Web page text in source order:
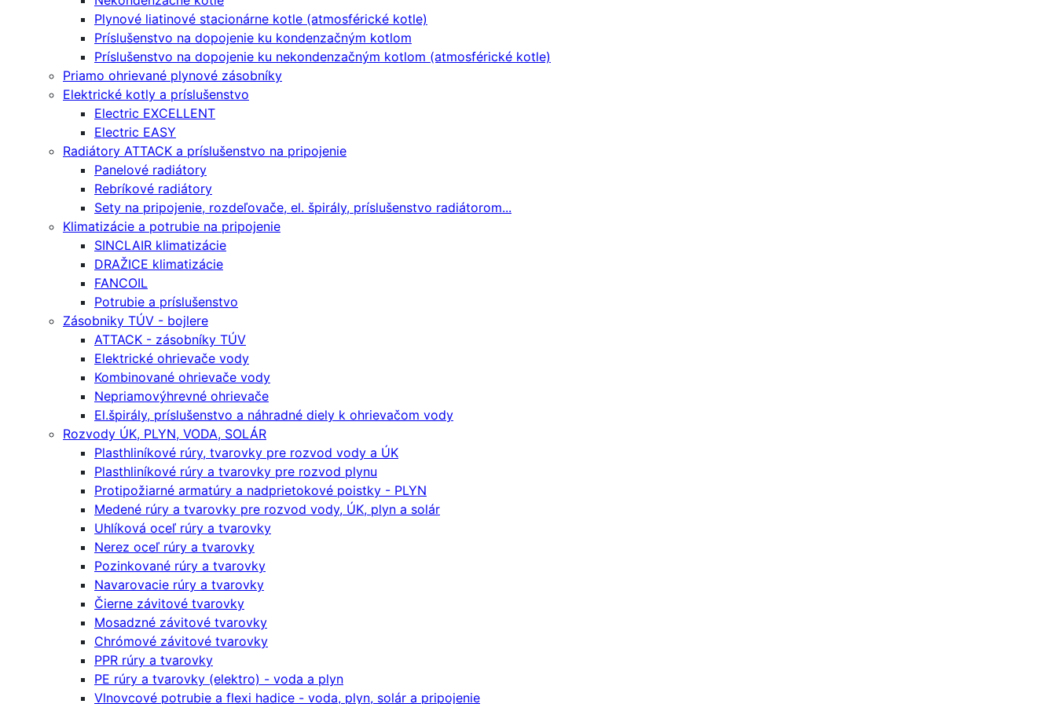
Plynové liatinové stacionárne kotle (atmosférické kotle)
Príslušenstvo na dopojenie ku kondenzačným kotlom
Príslušenstvo na dopojenie ku nekondenzačným kotlom (atmosférické kotle)
Priamo ohrievané plynové zásobníky
Elektrické kotly a príslušenstvo
Electric EXCELLENT
Electric EASY
Radiátory ATTACK a príslušenstvo na pripojenie
Panelové radiátory
Rebríkové radiátory
Sety na pripojenie, rozdeľovače, el. špirály, príslušenstvo radiátorom...
Klimatizácie a potrubie na pripojenie
SINCLAIR klimatizácie
DRAŽICE klimatizácie
FANCOIL
Potrubie a príslušenstvo
Zásobniky TÚV - bojlere
ATTACK - zásobníky TÚV
Elektrické ohrievače vody
Kombinované ohrievače vody
Nepriamovýhrevné ohrievače
El.špirály, príslušenstvo a náhradné diely k ohrievačom vody
Rozvody ÚK, PLYN, VODA, SOLÁR
Plasthliníkové rúry, tvarovky pre rozvod vody a ÚK
Plasthliníkové rúry a tvarovky pre rozvod plynu
Protipožiarné armatúry a nadprietokové poistky - PLYN
Medené rúry a tvarovky pre rozvod vody, ÚK, plyn a solár
Uhlíková oceľ rúry a tvarovky
Nerez oceľ rúry a tvarovky
Pozinkované rúry a tvarovky
Navarovacie rúry a tvarovky
Čierne závitové tvarovky
Mosadzné závitové tvarovky
Chrómové závitové tvarovky
PPR rúry a tvarovky
PE rúry a tvarovky (elektro) - voda a plyn
Vlnovcové potrubie a flexi hadice - voda, plyn, solár a pripojenie